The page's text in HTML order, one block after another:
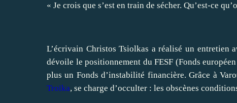
« Je crois que s’est en train de sécher. Qu’est-ce
L’écrivain Christos Tsiolkas a réalisé un entretien
dévoile le positionnement du FESF (Fonds
plus un Fonds d’instabilité financière. Grâce à
Troïka, se charge d’occulter : les obscènes